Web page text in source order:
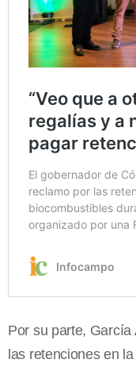
Por su parte,
las retenciones en